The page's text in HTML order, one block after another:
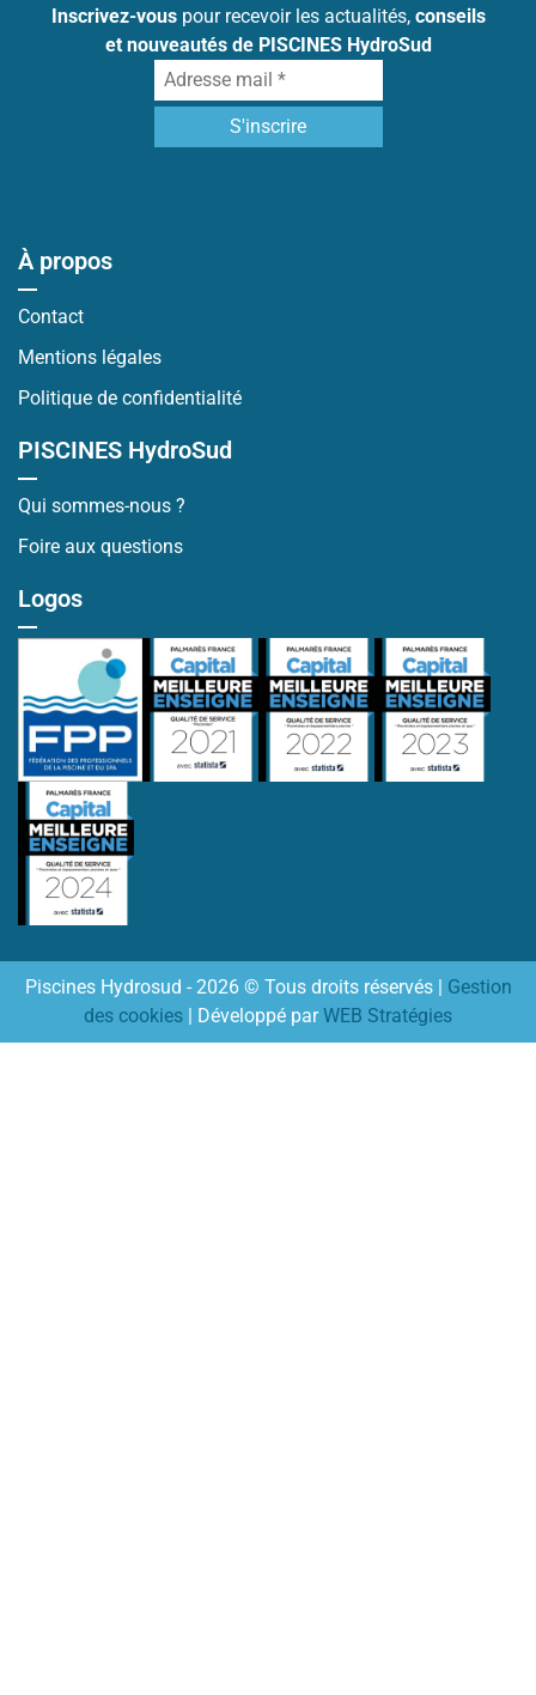
Inscrivez-vouspour recevoir les actualités, conseils
et nouveautés de PISCINES HydroSud
À propos
Contact
Mentions légales
Politique de confidentialité
PISCINES HydroSud
Qui sommes-nous ?
Foire aux questions
Logos
Piscines Hydrosud - 2026 © Tous droits réservés | Gestion
des cookies | Développé parWEB Stratégies